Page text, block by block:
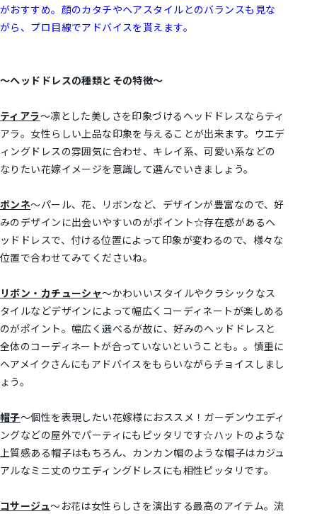
がおすすめ。顔のカタチやヘアスタイルとのバランスも見な
がら、プロ目線でアドバイスを貰えます。
～ヘッドドレスの種類とその特徴～
ティアラ～凛とした美しさを印象づけるヘッドドレスならティ
アラ。女性らしい上品な印象を与えることが出来ます。ウエデ
ィングドレスの雰囲気に合わせ、キレイ系、可愛い系などの
なりたい花嫁イメージを意識して選んでいきましょう。
ボンネ～パール、花、リボンなど、デザインが豊富なので、好
みのデザインに出会いやすいのがポイント☆存在感があるヘ
ッドドレスで、付ける位置によって印象が変わるので、様々な
位置で合わせてみてくださいね。
リボン・カチューシャ～かわいいスタイルやクラシックなス
タイルなどデザインによって幅広くコーディネートが楽しめる
のがポイント。幅広く選べるが故に、好みのヘッドドレスと
全体のコーディネートが合っていないということも。。慎重に
ヘアメイクさんにもアドバイスをもらいながらチョイスしまし
ょう。
帽子～個性を表現したい花嫁様におススメ！ガーデンウエディ
ングなどの屋外でパーティにもピッタリです☆ハットのような
上質感ある帽子はもちろん、カンカン帽のような帽子はカジュ
アルなミニ丈のウエディングドレスにも相性ピッタリです。
コサージュ～お花は女性らしさを演出する最高のアイテム。流